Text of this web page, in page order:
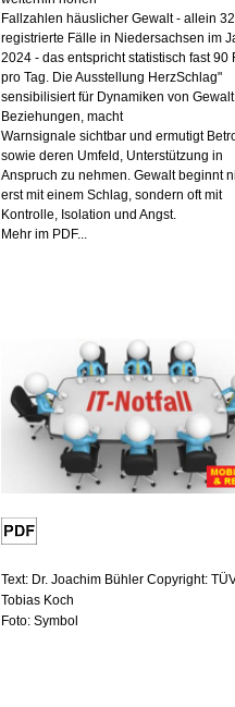
Fallzahlen häuslicher Gewalt - allein
registrierte Fälle in Niedersachsen im
2024 - das entspricht statistisch fast 90
pro Tag. Die Ausstellung HerzSchlag"
sensibilisiert für Dynamiken von
Beziehungen, macht
Warnsignale sichtbar und ermutigt
sowie deren Umfeld, Unterstützung in
Anspruch zu nehmen. Gewalt beginnt
erst mit einem Schlag, sondern oft mit
Kontrolle, Isolation und Angst.
Mehr im PDF...
Text: Dr. Joachim Bühler Copyright:
Tobias Koch
Foto: Symbol